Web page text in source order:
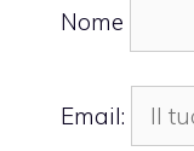
Nome
Email: